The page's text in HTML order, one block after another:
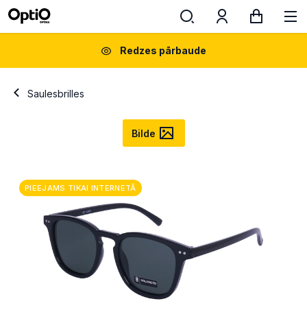
Redzes pārbaude
Saulesbrilles
Bilde
PIEEJAMS TIKAI INTERNETĀ